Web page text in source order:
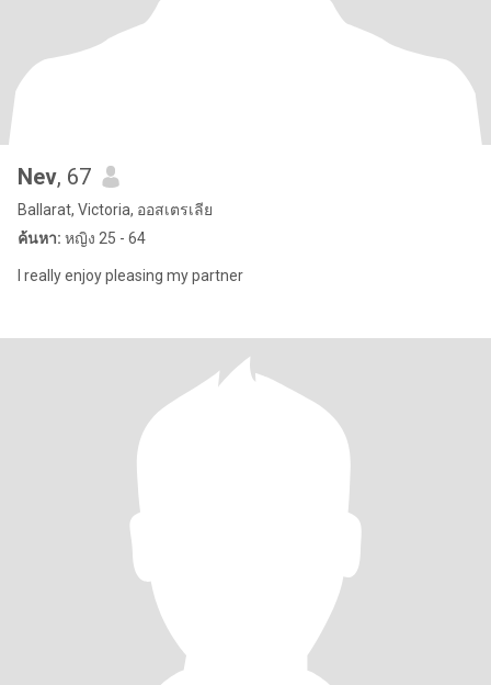
Nev, 67
Ballarat, Victoria, ออสเตรเลีย
ค้นหา: หญิง 25 - 64
I really enjoy pleasing my partner